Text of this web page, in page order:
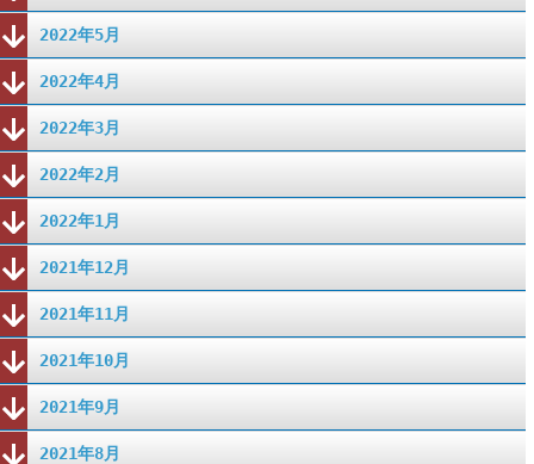
2022年5月
2022年4月
2022年3月
2022年2月
2022年1月
2021年12月
2021年11月
2021年10月
2021年9月
2021年8月